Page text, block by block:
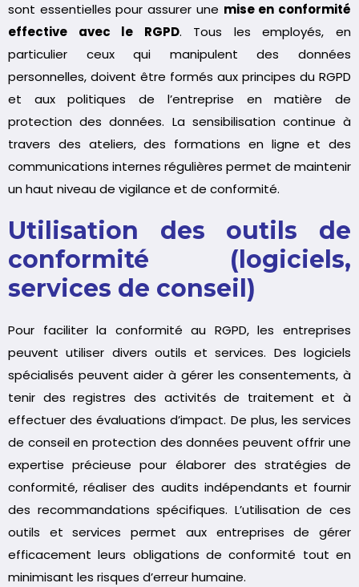
sont essentielles pour assurer une mise en conformité
effective avec le RGPD. Tous les employés, en
particulier ceux qui manipulent des données
personnelles, doivent être formés aux principes du RGPD
et aux politiques de l’entreprise en matière de
protection des données. La sensibilisation continue à
travers des ateliers, des formations en ligne et des
communications internes régulières permet de maintenir
un haut niveau de vigilance et de conformité.
Utilisation des outils de
conformité (logiciels,
services de conseil)
Pour faciliter la conformité au RGPD, les entreprises
peuvent utiliser divers outils et services. Des logiciels
spécialisés peuvent aider à gérer les consentements, à
tenir des registres des activités de traitement et à
effectuer des évaluations d’impact. De plus, les services
de conseil en protection des données peuvent offrir une
expertise précieuse pour élaborer des stratégies de
conformité, réaliser des audits indépendants et fournir
des recommandations spécifiques. L’utilisation de ces
outils et services permet aux entreprises de gérer
efficacement leurs obligations de conformité tout en
minimisant les risques d’erreur humaine.